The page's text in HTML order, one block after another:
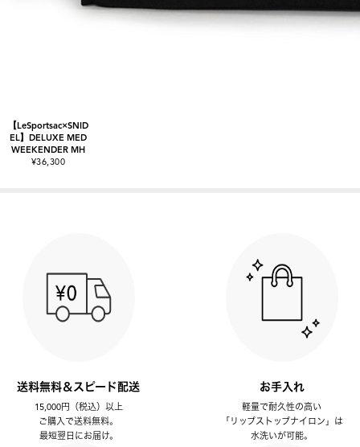
【LeSportsac×SNID
EL】DELUXE MED
WEEKENDER MH
¥36,300
送料無料＆スピード配送
15,000円（税込）以上
ご購入で送料無料。
最短翌日にお届け。
お手入れ
軽量で耐久性の高い
「リップストップナイロン」は
水洗いが可能。